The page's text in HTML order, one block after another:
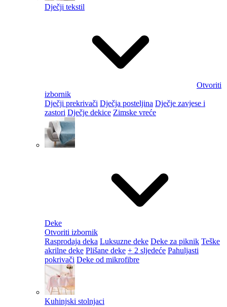
Dječji tekstil
Otvoriti
izbornik
Dječji prekrivači Dječja posteljina Dječje zavjese i
zastori Dječje dekice Zimske vreće
Deke
Otvoriti izbornik
Rasprodaja deka Luksuzne deke Deke za piknik Teške
akrilne deke Plišane deke + 2 sljedeće Pahuljasti
pokrivači Deke od mikrofibre
Kuhinjski stolnjaci